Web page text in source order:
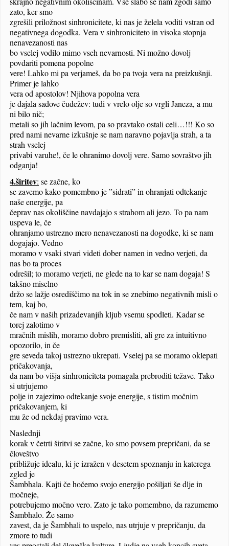
zato, ker smo
zgrešili priložnost sinhronicitete, ki nas je želela voditi vstran od
negativnega dogodka. Vera v sinhroniciteto in visoka stopnja
nenavezanosti nas
bo vselej vodilo mimo vseh nevarnosti. Ni možno dovolj
povdariti pomena popolne
vere! Lahko mi pa verjameš, da bo pa tvoja vera na preizkušnji.
Primer je lahko
vera od apostolov! Njihova popolna vera
je dajala sadove čudežev: tudi v vrelo olje so vrgli Janeza, a mu
ni bilo nič;
metali so jih lačnim levom, pa so pravtako ostali celi…!!! Ko so
pred nami nevarne izkušnje se nam naravno pojavlja strah, a ta
strah vselej
privabi varuhe!, če le ohranimo dovolj vere. Samo sovraštvo jih
odganja!
4.širitev: se začne, ko
se zavemo kako pomembno je ”sidrati” in ohranjati odtekanje
naše energije, pa
čeprav nas okoliščine navdajajo s strahom ali jezo. To pa nam
uspeva le, če
ohranjamo ustrezno mero nenavezanosti na dogodke, ki se nam
dogajajo. Vedno
moramo v vsaki stvari videti dober namen in vedno verjeti, da
nas bo ta proces
odrešil; to moramo verjeti, ne glede na to kar se nam dogaja! S
takšno miselno
držo se lažje osrediščimo na tok in se znebimo negativnih misli o
tem, kaj bo,
če nam v naših prizadevanjih kljub vsemu spodleti. Kadar se
torej zalotimo v
mračnih mislih, moramo dobro premisliti, ali gre za intuitivno
opozorilo, in če
gre seveda takoj ustrezno ukrepati. Vselej pa se moramo oklepati
pričakovanja,
da nam bo višja sinhroniciteta pomagala prebroditi težave. Tako
si utrjujemo
polje in zajezimo odtekanje svoje energije, s tistim močnim
pričakovanjem, ki
mu že od nekdaj pravimo vera.
Naslednji
korak v četrti širitvi se začne, ko smo povsem prepričani, da se
človeštvo
približuje idealu, ki je izražen v desetem spoznanju in katerega
zgled je
Šambhala. Kajti če hočemo svojo energijo pošiljati še dlje in
močneje,
potrebujemo močno vero. Zato je tako pomembno, da razumemo
Šambhalo. Že samo
zavest, da je Šambhali to uspelo, nas utrjuje v prepričanju, da
zmore to tudi